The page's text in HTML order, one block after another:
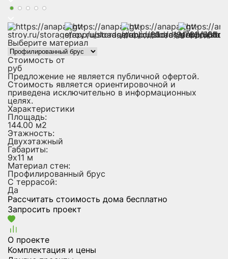
Выберите материал
Стоимость от
руб
Предложение не является публичной офертой.
Стоимость является ориентировочной и
приведена исключительно в информационных
целях.
Характеристики
Площадь:
144.00 м2
Этажность:
Двухэтажный
Габариты:
9х11 м
Материал стен:
Профилированный брус
С террасой:
Да
Рассчитать стоимость дома бесплатно
Запросить проект
О проекте
Комплектация и цены